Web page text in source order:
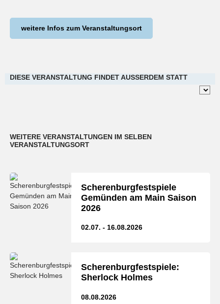
weitere Infos zum Veranstaltungsort
DIESE VERANSTALTUNG FINDET AUSSERDEM STATT
WEITERE VERANSTALTUNGEN IM SELBEN
VERANSTALTUNGSORT
Scherenburgfestspiele
Gemünden am Main Saison
2026
02.07. - 16.08.2026
Scherenburgfestspiele:
Sherlock Holmes
08.08.2026